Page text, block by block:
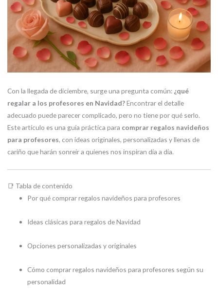
Con la llegada de diciembre, surge una pregunta común: ¿qué
regalar a los profesores en Navidad?Encontrar el detalle
adecuado puede parecer complicado, pero no tiene por qué serlo.
Este artículo es una guía práctica para comprar regalos navideños
para profesores, con ideas originales, personalizadas y llenas de
cariño que harán sonreír a quienes nos inspiran día a día.
📑 Tabla de contenido
Por qué comprar regalos navideños para profesores
Ideas clásicas para regalos de Navidad
Opciones personalizadas y originales
Cómo comprar regalos navideños para profesores según su
personalidad